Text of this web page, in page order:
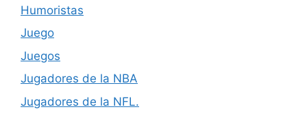
Humoristas
Juego
Juegos
Jugadores de la NBA
Jugadores de la NFL.